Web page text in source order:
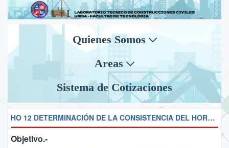
Quienes Somos
Areas
Sistema de Cotizaciones
HO 12 DETERMINACIÓN DE LA CONSISTENCIA DEL HORMIGÓN, CONO DE ABRAMS
Objetivo.-